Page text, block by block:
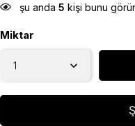
şu anda 5 kişi bunu
Miktar